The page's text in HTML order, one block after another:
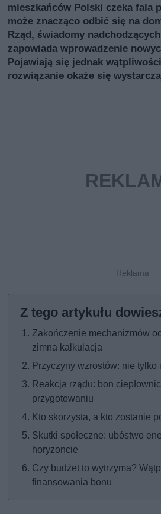
mieszkańców Polski czeka fala
może znacząco odbić się na
Rząd, świadomy
zapowiada wprowadzenie
Pojawiają się jednak
rozwiązanie okaże się
Zakończenie mechanizmów
zimna kalkulacja
Przyczyny wzrostów: nie tylko
Reakcja rządu: bon
przygotowaniu
Kto skorzysta, a kto zostanie
Skutki społeczne: ubóstwo
horyzoncie
Czy budżet to wytrzyma?
finansowania bonu